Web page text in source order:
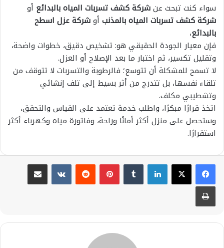
سواء كنت تبحث عنشركة كشف تسربات المياه بالبدائع أو
شركة كشف تسربات المياه بالمذنب أوشركة عزل اسطح
بالبدائع،
فإن معيار الجودة الحقيقي هو: تشخيص دقيق، خطوات واضحة،
وتقليل تكسير، ثم اختبار ما بعد الإصلاح أو العزل.
لا تسمح للمشكلة أن تتوسع؛ فالرطوبة والتسربات لا تتوقف من
تلقاء نفسها، بل تتدرج من أثر بسيط إلى تلف إنشائي
وتشطيبي مكلف.
اتخذ قرارًا مبكرًا، واطلب خدمة تعتمد على القياس والتحقق،
وستحصل على منزل أكثر أمانًا وراحة، وفاتورة مياه وكهرباء أكثر
استقرارًا.
لينكدإن بينتيريست
مشاركة عبر البريد
طباعة